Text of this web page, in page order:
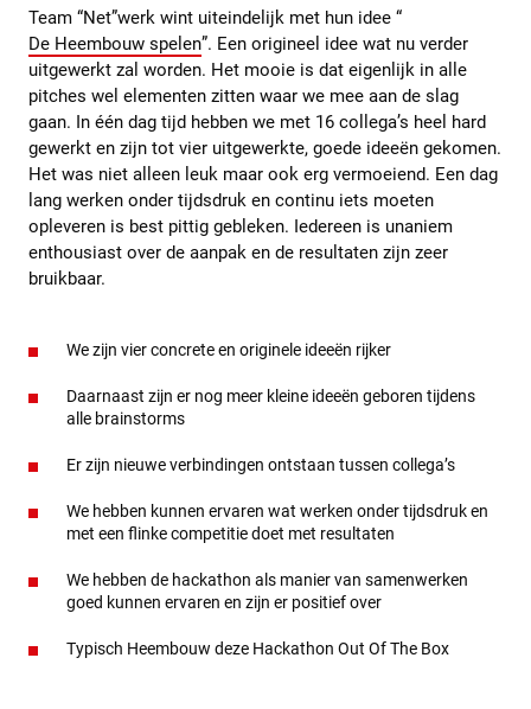
Team “Net”werk wint uiteindelijk met hun idee “
De Heembouw spelen”. Een origineel idee wat nu verder
uitgewerkt zal worden. Het mooie is dat eigenlijk in alle
pitches wel elementen zitten waar we mee aan de slag
gaan. In één dag tijd hebben we met 16 collega’s heel hard
gewerkt en zijn tot vier uitgewerkte, goede ideeën gekomen.
Het was niet alleen leuk maar ook erg vermoeiend. Een dag
lang werken onder tijdsdruk en continu iets moeten
opleveren is best pittig gebleken. Iedereen is unaniem
enthousiast over de aanpak en de resultaten zijn zeer
bruikbaar.
We zijn vier concrete en originele ideeën rijker
Daarnaast zijn er nog meer kleine ideeën geboren tijdens
alle brainstorms
Er zijn nieuwe verbindingen ontstaan tussen collega’s
We hebben kunnen ervaren wat werken onder tijdsdruk en
met een flinke competitie doet met resultaten
We hebben de hackathon als manier van samenwerken
goed kunnen ervaren en zijn er positief over
Typisch Heembouw deze Hackathon Out Of The Box